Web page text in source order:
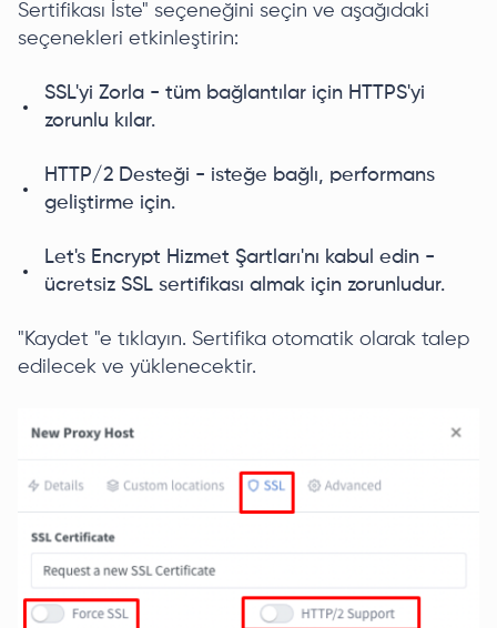
Sertifikası İste" seçeneğini seçin ve aşağıdaki
seçenekleri etkinleştirin:
SSL'yi Zorla - tüm bağlantılar için HTTPS'yi
zorunlu kılar.
HTTP/2 Desteği - isteğe bağlı, performans
geliştirme için.
Let's Encrypt Hizmet Şartları'nı kabul edin -
ücretsiz SSL sertifikası almak için zorunludur.
"Kaydet "e tıklayın. Sertifika otomatik olarak talep
edilecek ve yüklenecektir.